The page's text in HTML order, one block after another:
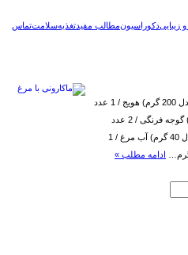
زیباییدکوراسیونمطالب مفیدتغذیهسلامتتماس
چه موادی لازم داریم؟ سینه مرغ / 1 عدد (معادل 200 گرم) هویج / 1 عدد
(معادل 70 گرم) پیاز / 1 عدد (معادل 100 گرم) گوجه فرنگی / 2 عدد
(معادل 200 گرم) کره / یک چهارم پیمانه (معادل 40 گرم) آب مرغ / 1
ادامه مطلب »